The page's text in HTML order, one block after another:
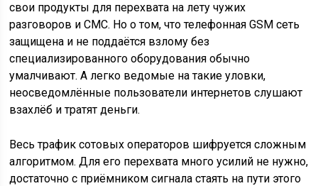
свои продукты для перехвата на лету чужих
разговоров и СМС. Но о том, что телефонная GSM сеть
защищена и не поддаётся взлому без
специализированного оборудования обычно
умалчивают. А легко ведомые на такие уловки,
неосведомлённые пользователи интернетов слушают
взахлёб и тратят деньги.
Весь трафик сотовых операторов шифруется сложным
алгоритмом. Для его перехвата много усилий не нужно,
достаточно с приёмником сигнала стаять на пути этого